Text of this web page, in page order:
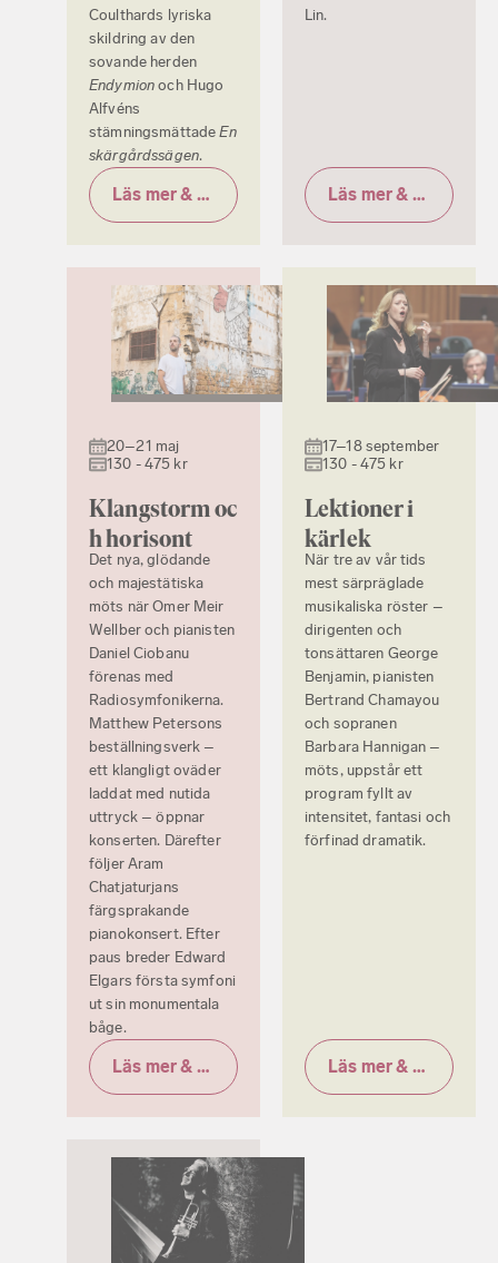
Coulthards lyriska
skildring av den
sovande herden
Endymionoch Hugo
Alfvéns
stämningsmättadeEn
skärgårdssägen.
Läs mer & biljetter
Lin.
Läs mer & biljetter
20–21 maj
130 - 475 kr
Klangstorm oc
h horisont
Det nya, glödande
och majestätiska
möts när Omer Meir
Wellber och pianisten
Daniel Ciobanu
förenas med
Radiosymfonikerna.
Matthew Petersons
beställningsverk –
ett klangligt oväder
laddat med nutida
uttryck – öppnar
konserten. Därefter
följer Aram
Chatjaturjans
färgsprakande
pianokonsert. Efter
paus breder Edward
Elgars första symfoni
ut sin monumentala
båge.
Läs mer & biljetter
17–18 september
130 - 475 kr
Lektioner i
kärlek
När tre av vår tids
mest särpräglade
musikaliska röster –
dirigenten och
tonsättaren George
Benjamin, pianisten
Bertrand Chamayou
och sopranen
Barbara Hannigan –
möts, uppstår ett
program fyllt av
intensitet, fantasi och
förfinad dramatik.
Läs mer & biljetter